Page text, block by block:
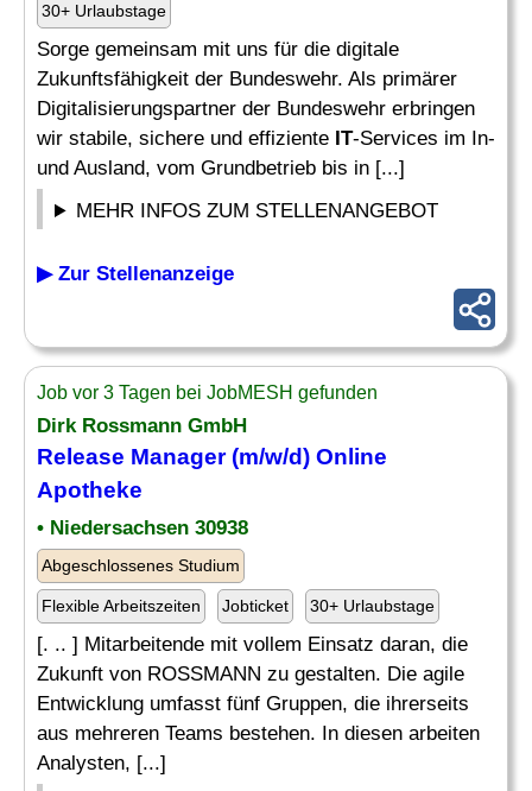
30+ Urlaubstage
Sorge gemeinsam mit uns für die digitale
Zukunftsfähigkeit der Bundeswehr. Als primärer
Digitalisierungspartner der Bundeswehr erbringen
wir stabile, sichere und effiziente IT-Services im In-
und Ausland, vom Grundbetrieb bis in [...]
MEHR INFOS ZUM STELLENANGEBOT
▶ Zur Stellenanzeige
Job vor 3 Tagen bei JobMESH gefunden
Dirk Rossmann GmbH
Release Manager (m/w/d) Online
Apotheke
• Niedersachsen 30938
Abgeschlossenes Studium
Flexible Arbeitszeiten Jobticket 30+ Urlaubstage
[. .. ] Mitarbeitende mit vollem Einsatz daran, die
Zukunft von ROSSMANN zu gestalten. Die agile
Entwicklung umfasst fünf Gruppen, die ihrerseits
aus mehreren Teams bestehen. In diesen arbeiten
Analysten, [...]